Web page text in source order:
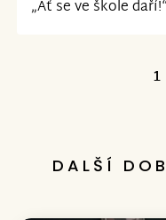
„Ať se ve škole
1
DALŠÍ